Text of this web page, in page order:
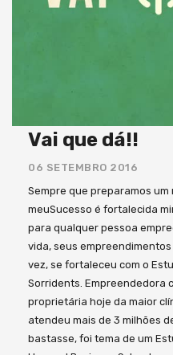
Vai que dá!!
06 SETEMBRO 2016
Sempre que preparamos um
meuSucesso é fortalecida
para qualquer pessoa
vida, seus
vez, se fortaleceu com o
Sorridents. Empreendedora
proprietária hoje da maior
atendeu mais de 3 milhões
bastasse, foi tema de um